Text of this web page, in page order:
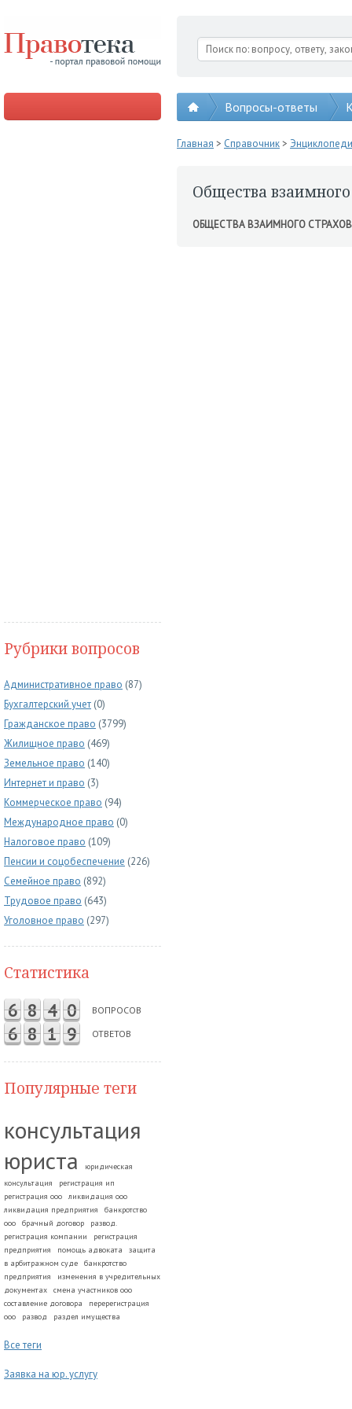
Вопросы-ответы
Рубрики вопросов
Административное право (87)
Бухгалтерский учет (0)
Гражданское право (3799)
Жилищное право (469)
Земельное право (140)
Интернет и право (3)
Коммерческое право (94)
Международное право (0)
Налоговое право (109)
Пенсии и соцобеспечение (226)
Семейное право (892)
Трудовое право (643)
Уголовное право (297)
Статистика
6 8 4 0 ВОПРОСОВ
6 8 1 9 ОТВЕТОВ
Популярные теги
консультация
юриста
юридическая
консультация
регистрация ип
регистрация ооо
ликвидация ооо
ликвидация предприятия
банкротство
ооо
брачный договор
развод.
регистрация компании
регистрация
предприятия
помощь адвоката
защита
в арбитражном суде
банкротство
предприятия
изменения в учредительных
документах
смена участников ооо
составление договора
перерегистрация
ооо
развод раздел имущества
Все теги
Заявка на юр. услугу
Главная > Справочник>
Общества
ОБЩЕСТВА ВЗАИМНОГО